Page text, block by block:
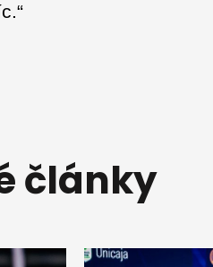
články